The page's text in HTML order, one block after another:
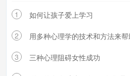
1 如何让孩子爱上学习
2 用多种心理学的技术和方法来
3 三种心理阻碍女性成功